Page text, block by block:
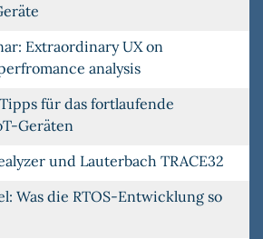
Extraordinary UX on
analysis
für das fortlaufende
Geräten
und Lauterbach TRACE32
Was die RTOS-Entwicklung so